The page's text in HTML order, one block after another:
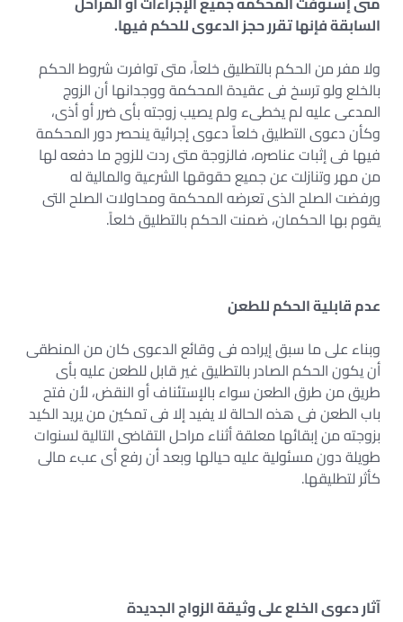
السابقة فإنها تقرر حجز الدعوى للحكم فيها.
ولا مفر من الحكم بالتطليق خلعاً، متى توافرت شروط الحكم
بالخلع ولو ترسخ فى عقيدة المحكمة ووجدانها أن الزوج
المدعى عليه لم يخطىء ولم يصيب زوجته بأى ضرر أو أذى،
وكأن دعوى التطليق خلعاً دعوى إجرائية ينحصر دور المحكمة
فيها فى إثبات عناصره، فالزوجة متى ردت للزوج ما دفعه لها
من مهر وتنازلت عن جميع حقوقها الشرعية والمالية له
ورفضت الصلح الذى تعرضه المحكمة ومحاولات الصلح التى
يقوم بها الحكمان، ضمنت الحكم بالتطليق خلعاً.
عدم قابلية الحكم للطعن
وبناء على ما سبق إيراده فى وقائع الدعوى كان من المنطقى
أن يكون الحكم الصادر بالتطليق غير قابل للطعن عليه بأى
طريق من طرق الطعن سواء بالإستئناف أو النقض، لأن فتح
باب الطعن فى هذه الحالة لا يفيد إلا فى تمكين من يريد الكيد
بزوجته من إبقائها معلقة أثناء مراحل التقاضى التالية لسنوات
طويلة دون مسئولية عليه حيالها وبعد أن رفع أى عبء مالى
كأثر لتطليقها.
آثار دعوى الخلع على وثيقة الزواج الجديدة